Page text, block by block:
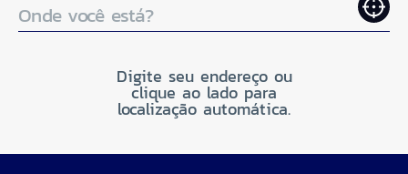
Onde você está?
Digite seu endereço ou
clique ao lado para
localização automática.